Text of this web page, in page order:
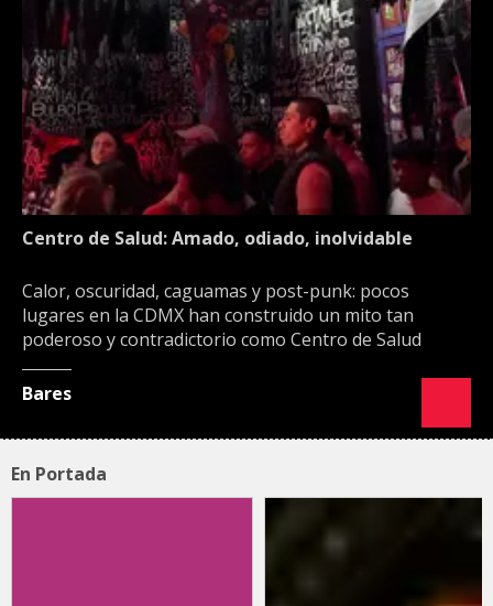
Centro de Salud: Amado, odiado, inolvidable
Calor, oscuridad, caguamas y post-punk: pocos
lugares en la CDMX han construido un mito tan
poderoso y contradictorio como Centro de Salud
Bares
En Portada